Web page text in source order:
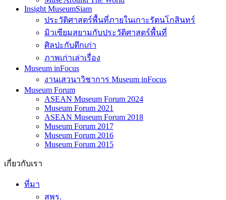
ประวัติศาสตร์พื้นที่ภายในเกาะรัตนโกสินทร์
มิวเซียมสยามกับประวัติศาสตร์พื้นที่
ศิลปะกับตึกเก่า
ภาพเก่าเล่าเรื่อง
Museum inFocus
งานเสวนาวิชาการ Museum inFocus
Museum Forum
ASEAN Museum Forum 2024
Museum Forum 2021
ASEAN Museum Forum 2018
Museum Forum 2017
Museum Forum 2016
Museum Forum 2015
มิวเซียมสยาม